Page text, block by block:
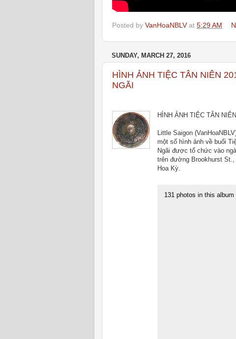
Posted by VanHoaNBLV at 5:29 AM
SUNDAY, MARCH 27, 2016
HÌNH ẢNH TIỆC TÂN NIÊN
NGÃI
HÌNH ẢNH TIỆC TÂN
Little Saigon
một số hình ảnh về buổi
Ngãi được tổ chức vào
trên đường Brookhurst St.,
Hoa Kỳ.
131 photos in this album